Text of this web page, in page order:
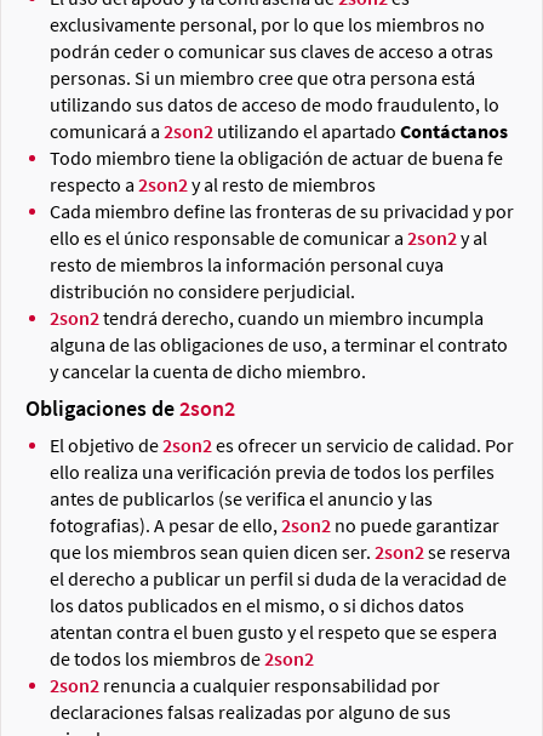
exclusivamente personal, por lo que los miembros no
podrán ceder o comunicar sus claves de acceso a otras
personas. Si un miembro cree que otra persona está
utilizando sus datos de acceso de modo fraudulento, lo
comunicará a 2son2 utilizando el apartado Contáctanos
Todo miembro tiene la obligación de actuar de buena fe
respecto a 2son2 y al resto de miembros
Cada miembro define las fronteras de su privacidad y por
ello es el único responsable de comunicar a 2son2 y al
resto de miembros la información personal cuya
distribución no considere perjudicial.
2son2 tendrá derecho, cuando un miembro incumpla
alguna de las obligaciones de uso, a terminar el contrato
y cancelar la cuenta de dicho miembro.
Obligaciones de2son2
El objetivo de2son2 es ofrecer un servicio de calidad. Por
ello realiza una verificación previa de todos los perfiles
antes de publicarlos (se verifica el anuncio y las
fotografias). A pesar de ello, 2son2 no puede garantizar
que los miembros sean quien dicen ser. 2son2 se reserva
el derecho a publicar un perfil si duda de la veracidad de
los datos publicados en el mismo, o si dichos datos
atentan contra el buen gusto y el respeto que se espera
de todos los miembros de2son2
2son2 renuncia a cualquier responsabilidad por
declaraciones falsas realizadas por alguno de sus